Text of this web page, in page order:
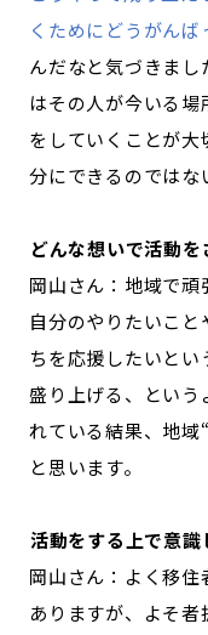
くためにどうがんば
んだなと気づきま
はその人が今いる
をしていくことが
分にできるのではな
―――どんな想いで活動
岡山さん：地域で
自分のやりたいこ
ちを応援したいと
盛り上げる、という
れている結果、地域
と思います。
―――活動をする上で意
岡山さん：よく移
ありますが、よそ